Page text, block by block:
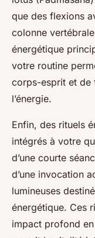
que des flexions
colonne
énergétique
votre routine
corps-esprit et de
l’énergie.
Enfin, des rituels
intégrés à votre
d’une courte
d’une invocation
lumineuses
énergétique. Ces
impact profond